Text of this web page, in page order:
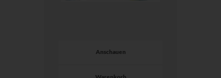
Anschauen